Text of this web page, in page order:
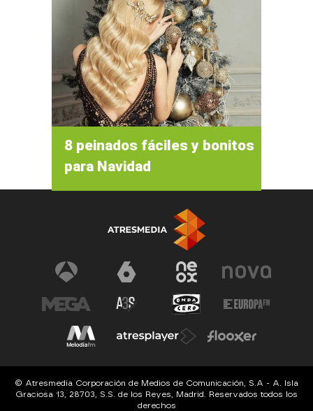
8 peinados fáciles y bonitos
para Navidad
© Atresmedia Corporación de Medios de Comunicación, S.A - A. Isla
Graciosa 13, 28703, S.S. de los Reyes, Madrid. Reservados todos los
derechos